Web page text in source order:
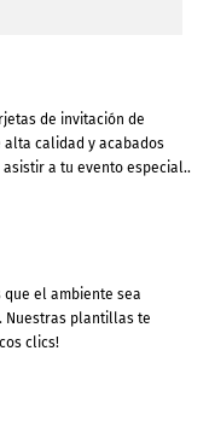
de invitación de
calidad y acabados
a tu evento especial..
el ambiente sea
Nuestras plantillas te
clics!